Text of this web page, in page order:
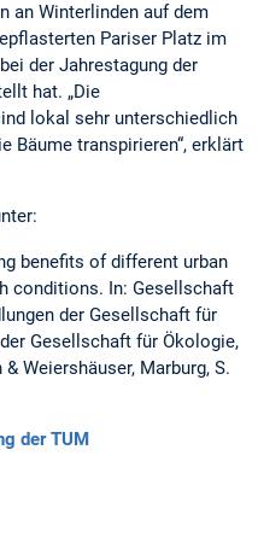
an Winterlinden auf dem
Pariser Platz im
der Jahrestagung der
hat. „Die
lokal sehr unterschiedlich
Bäume transpirieren“, erklärt
benefits of different urban
conditions. In: Gesellschaft
der Gesellschaft für
Gesellschaft für Ökologie,
Weiershäuser, Marburg, S.
der TUM